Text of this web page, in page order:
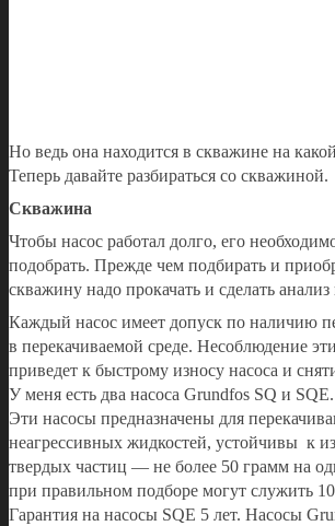
Но ведь она находится в скважине на
Теперь давайте разбираться со скважиной.
Скважина
Чтобы насос работал долго, его
подобрать. Прежде чем подбирать и
скважину надо прокачать и сделать
Каждый насос имеет допуск по наличию
в перекачиваемой среде. Несоблюдение
приведет к быстрому износу насоса и
У меня есть два насоса Grundfos SQ и SQE.
Эти насосы предназначены для
неагрессивных жидкостей, устойчивы к
твердых частиц — не более 50 грамм на
при правильном подборе могут служить
Гарантия на насосы SQE 5 лет. Насосы